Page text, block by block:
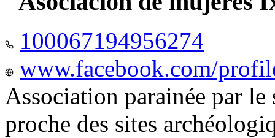
100067194956274
www.facebook.com/
Association parainée par
proche des sites